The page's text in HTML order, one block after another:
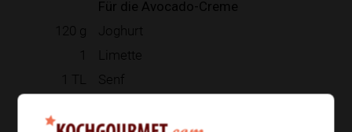
Für die Avocado-Creme
120 g
Joghurt
1
Limette
1 TL
Senf
frische Kräuter